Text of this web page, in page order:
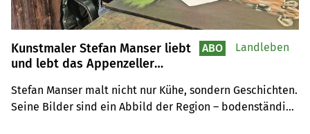
Kunstmaler Stefan Manser liebt
und lebt das Appenzeller
Stefan Manser malt nicht nur Kühe, sondern Geschichten.
Seine Bilder sind ein Abbild der Region – bodenständig,
ABO Landleben